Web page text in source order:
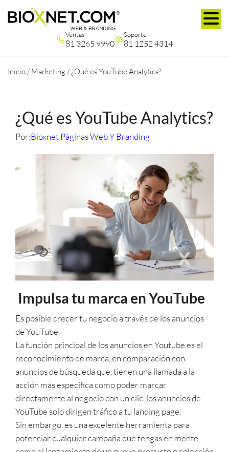
Ventas
81 3265 9990
Soporte
81 1252 4314
Inicio /Marketing /¿Qué es YouTube Analytics?
¿Qué es YouTube Analytics?
Por:Bioxnet Páginas Web Y Branding
Impulsa tu marca en YouTube
Es posible crecer tu negocio a través de los anuncios
de YouTube.
La función principal de los anuncios en Youtube es el
reconocimiento de marca, en comparación con
anuncios de búsqueda que, tienen una llamada a la
acción más específica como poder marcar
directamente al negocio con un clic, los anuncios de
YouTube solo dirigen tráfico a tu landing page.
Sin embargo, es una excelente herramienta para
potenciar cualquier campaña que tengas en mente,